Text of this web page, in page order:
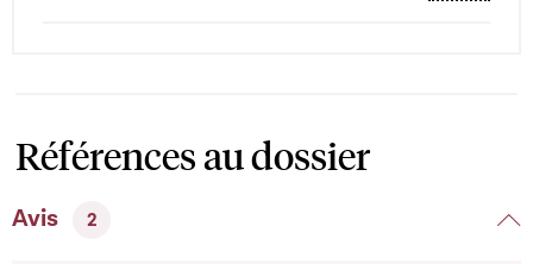
Références au dossier
Avis 2